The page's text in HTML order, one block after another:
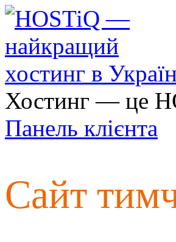
Хостинг — це
Панель клієнта
Сайт